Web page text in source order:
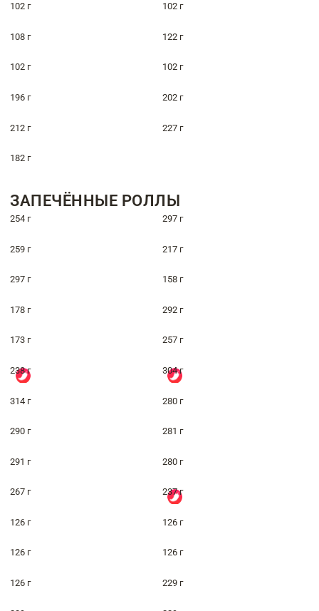
102 г 102 г
108 г 122 г
102 г 102 г
196 г 202 г
212 г 227 г
182 г
ЗАПЕЧЁННЫЕ РОЛЛЫ
254 г 297 г
259 г 217 г
297 г 158 г
178 г 292 г
173 г 257 г
238 г 304 г
314 г 280 г
290 г 281 г
291 г 280 г
267 г 237 г
126 г 126 г
126 г 126 г
126 г 229 г